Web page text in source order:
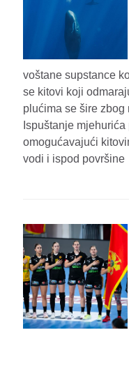
voštane supstance
se kitovi koji
plućima se šire
Ispuštanje
omogućavajući
vodi i ispod površine